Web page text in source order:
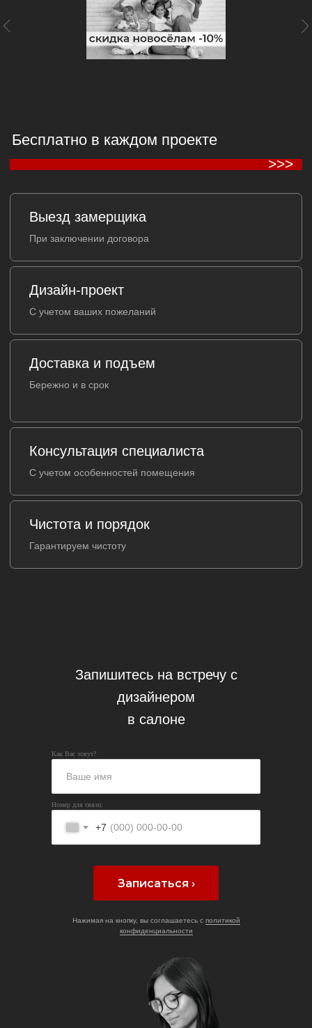
Чистота и порядок
Гарантируем чистоту
Как Вас зовут?
Номер для связи:
+7
Записаться ›
Запишитесь на встречу с
дизайнером
в салоне
Нажимая на кнопку, вы соглашаетесь с политикой
конфиденциальности